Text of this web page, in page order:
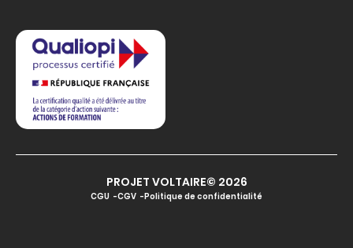
PROJET VOLTAIRE© 2026
CGU CGV Politique de confidentialité